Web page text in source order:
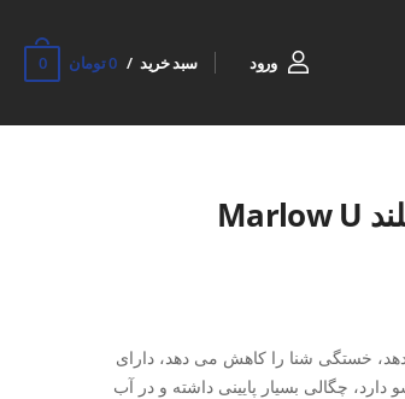
ورود سبد خرید 0 تومان 0
خستگی شنا را کاهش می دهد، دارای
چگالی بسیار پایینی داشته و در آب